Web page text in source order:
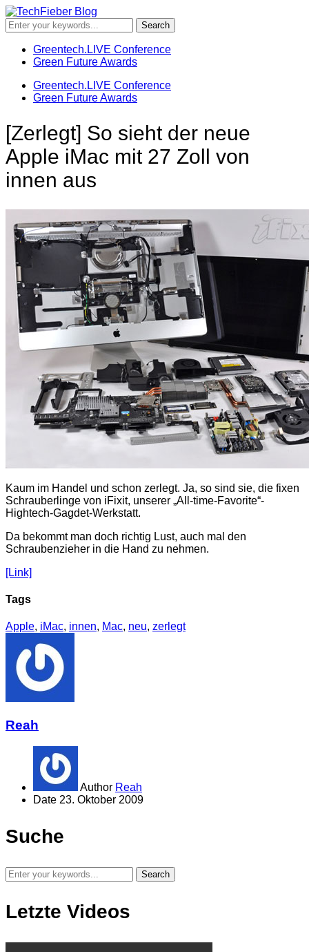
Greentech.LIVE Conference
Green Future Awards
Greentech.LIVE Conference
Green Future Awards
[Zerlegt] So sieht der neue
Apple iMac mit 27 Zoll von
innen aus
Kaum im Handel und schon zerlegt. Ja, so sind sie, die fixen
Schrauberlinge von iFixit, unserer „All-time-Favorite“-
Hightech-Gagdet-Werkstatt.
Da bekommt man doch richtig Lust, auch mal den
Schraubenzieher in die Hand zu nehmen.
[Link]
Tags
Apple, iMac, innen, Mac, neu, zerlegt
Reah
Author Reah
Date 23. Oktober 2009
Suche
Letzte Videos